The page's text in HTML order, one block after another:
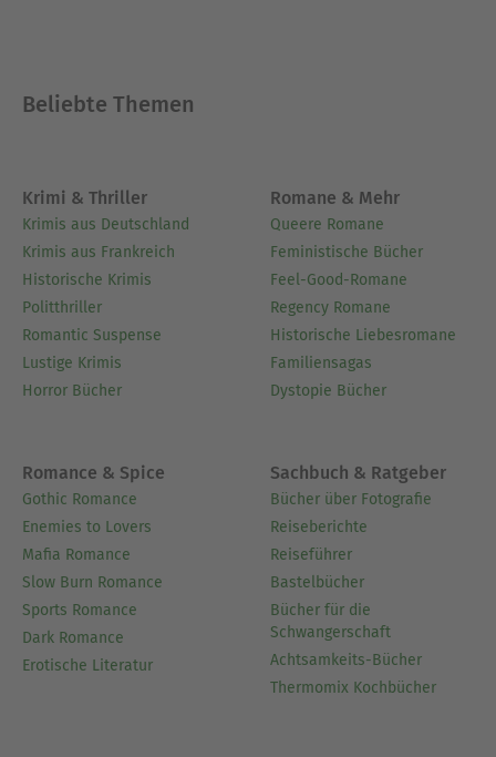
Beliebte Themen
Krimi & Thriller
Krimis aus Deutschland
Krimis aus Frankreich
Historische Krimis
Politthriller
Romantic Suspense
Lustige Krimis
Horror Bücher
Romane & Mehr
Queere Romane
Feministische Bücher
Feel-Good-Romane
Regency Romane
Historische Liebesromane
Familiensagas
Dystopie Bücher
Romance & Spice
Gothic Romance
Enemies to Lovers
Mafia Romance
Slow Burn Romance
Sports Romance
Dark Romance
Erotische Literatur
Sachbuch & Ratgeber
Bücher über Fotografie
Reiseberichte
Reiseführer
Bastelbücher
Bücher für die
Schwangerschaft
Achtsamkeits-Bücher
Thermomix Kochbücher